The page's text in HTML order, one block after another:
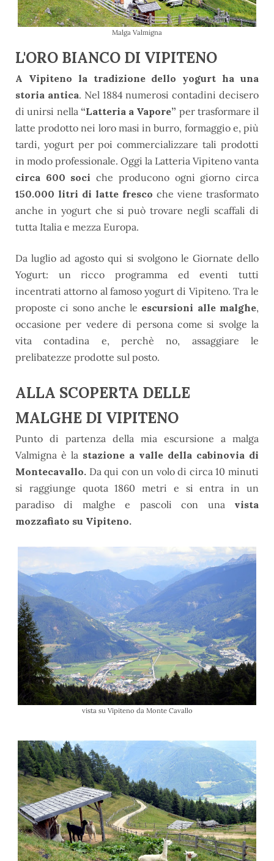
Malga Valmigna
L'ORO BIANCO DI VIPITENO
A Vipiteno la tradizione dello yogurt ha una
storia antica. Nel 1884 numerosi contadini decisero
di unirsi nella “Latteria a Vapore” pertrasformare il
latte prodotto nei loro masi in burro, formaggio e, più
tardi, yogurt per poi commercializzare tali prodotti
in modo professionale. Oggi la Latteria Vipiteno vanta
circa 600 sociche producono ogni giorno circa
150.000 litri di latte fresco che viene trasformato
anche in yogurt che si può trovare negli scaffali di
tutta Italia e mezza Europa.
Da luglio ad agosto qui si svolgono le Giornate dello
Yogurt: un ricco programma ed eventi tutti
incentrati attorno al famoso yogurt di Vipiteno. Tra le
proposte ci sono anche le escursioni alle malghe,
occasione per vedere di persona come si svolge la
vita contadina e, perchè no, assaggiare le
prelibatezze prodotte sul posto.
ALLA SCOPERTA DELLE
MALGHE DI VIPITENO
Punto di partenza della mia escursione a malga
Valmigna è la stazione a valle della cabinovia di
Montecavallo. Da qui con un volo di circa 10 minuti
si raggiunge quota 1860 metri e si entra in un
paradiso di malghe e pascoli con una vista
mozzafiato su Vipiteno.
vista su Vipiteno da Monte Cavallo